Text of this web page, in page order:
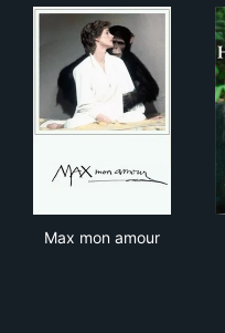
Max mon amour